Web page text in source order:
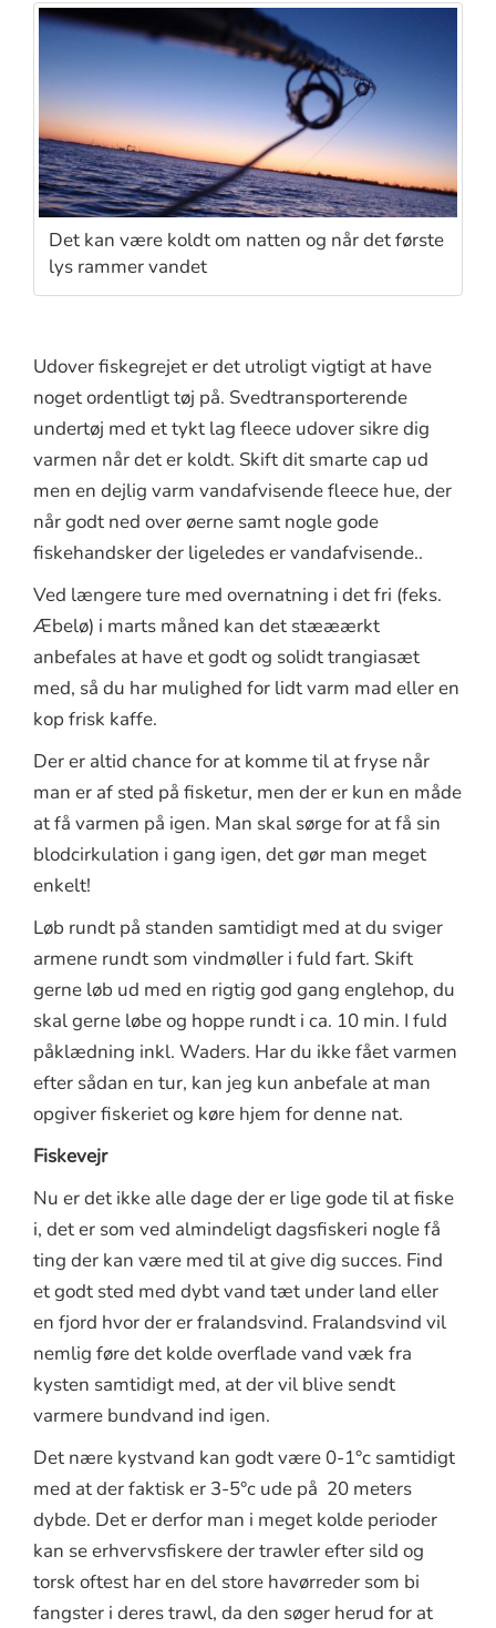
Det kan være koldt om natten og når det første
lys rammer vandet
Udover fiskegrejet er det utroligt vigtigt at have
noget ordentligt tøj på. Svedtransporterende
undertøj med et tykt lag fleece udover sikre dig
varmen når det er koldt. Skift dit smarte cap ud
men en dejlig varm vandafvisende fleece hue, der
når godt ned over øerne samt nogle gode
fiskehandsker der ligeledes er vandafvisende..
Ved længere ture med overnatning i det fri (feks.
Æbelø) i marts måned kan det stææærkt
anbefales at have et godt og solidt trangiasæt
med, så du har mulighed for lidt varm mad eller en
kop frisk kaffe.
Der er altid chance for at komme til at fryse når
man er af sted på fisketur, men der er kun en måde
at få varmen på igen. Man skal sørge for at få sin
blodcirkulation i gang igen, det gør man meget
enkelt!
Løb rundt på standen samtidigt med at du sviger
armene rundt som vindmøller i fuld fart. Skift
gerne løb ud med en rigtig god gang englehop, du
skal gerne løbe og hoppe rundt i ca. 10 min. I fuld
påklædning inkl. Waders. Har du ikke fået varmen
efter sådan en tur, kan jeg kun anbefale at man
opgiver fiskeriet og køre hjem for denne nat.
Fiskevejr
Nu er det ikke alle dage der er lige gode til at fiske
i, det er som ved almindeligt dagsfiskeri nogle få
ting der kan være med til at give dig succes. Find
et godt sted med dybt vand tæt under land eller
en fjord hvor der er fralandsvind. Fralandsvind vil
nemlig føre det kolde overflade vand væk fra
kysten samtidigt med, at der vil blive sendt
varmere bundvand ind igen.
Det nære kystvand kan godt være 0-1°c samtidigt
med at der faktisk er 3-5°c ude på 20 meters
dybde. Det er derfor man i meget kolde perioder
kan se erhvervsfiskere der trawler efter sild og
torsk oftest har en del store havørreder som bi
fangster i deres trawl, da den søger herud for at